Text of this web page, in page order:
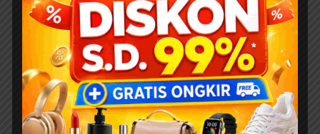
HADISPEDIA
Kisah Hadits Pilihan Pedang
Allah Yang Terhunus
Pesan Moral Kita tidak cukup
hanya...
SAINSPEDIA